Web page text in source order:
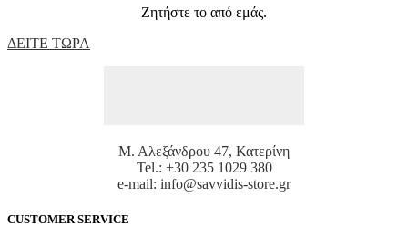
Ζητήστε το από εμάς.
ΔΕΙΤΕ ΤΩΡΑ
Μ. Αλεξάνδρου 47, Κατερίνη
Tel.: +30 235 1029 380
e-mail: info@savvidis-store.gr
CUSTOMER SERVICE